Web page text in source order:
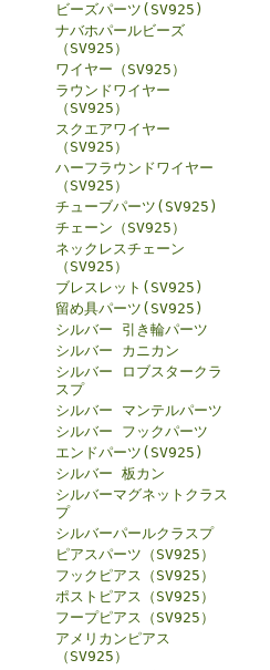
ビーズパーツ(SV925)
ナバホパールビーズ
（SV925）
ワイヤー（SV925）
ラウンドワイヤー
（SV925）
スクエアワイヤー
（SV925）
ハーフラウンドワイヤー
（SV925）
チューブパーツ(SV925)
チェーン（SV925）
ネックレスチェーン
（SV925）
ブレスレット(SV925)
留め具パーツ(SV925)
シルバー 引き輪パーツ
シルバー カニカン
シルバー ロブスタークラ
スプ
シルバー マンテルパーツ
シルバー フックパーツ
エンドパーツ(SV925)
シルバー 板カン
シルバーマグネットクラス
プ
シルバーパールクラスプ
ピアスパーツ（SV925）
フックピアス（SV925）
ポストピアス（SV925）
フープピアス（SV925）
アメリカンピアス
（SV925）